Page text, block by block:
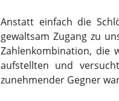
Anstatt einfach die
gewaltsam Zugang zu
Zahlenkombination, die
aufstellten und
zunehmender Gegner